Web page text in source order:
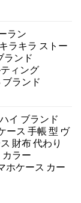
ラン
ラキラ ストー
ランド
ィング
ランド
イ ブランド
ース 手帳 型 ヴ
財布 代わり
ラー
ホケース カー